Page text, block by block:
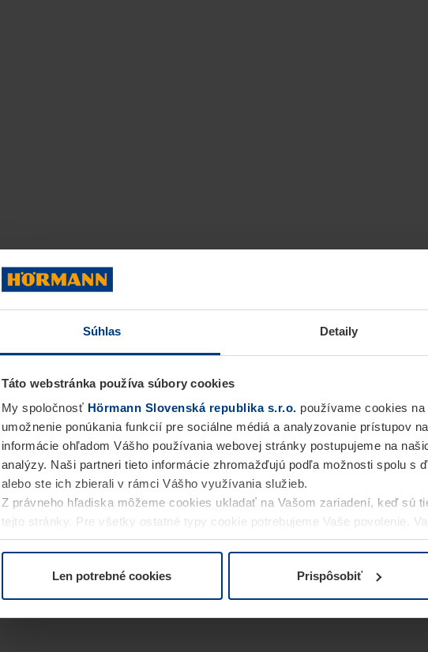
Súhlas Detaily
Táto webstránka používa súbory cookies
My spoločnosť Hörmann Slovenská republika s.r.o. používame cookies
umožnenie ponúkania funkcií pre sociálne médiá a analyzovanie prístupov
informácie ohľadom Vášho používania webovej stránky postupujeme na
analýzy. Naši partneri tieto informácie zhromažďujú podľa možnosti spolu s
alebo ste ich zbierali v rámci Vášho využívania služieb.
Z právneho hľadiska môžeme cookies ukladať na Vašom zariadení, keď sú
tejto stránky. Pre všetky ostatné typy cookie potrebujeme Vaše povolenie.
alebo odvolať vo vysvetlení cookie na stránkeVyhlásenie o ochrane
Len potrebné cookies Prispôsobiť